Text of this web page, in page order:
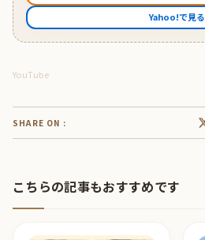
Yahoo!で見る
YouTube
SHARE ON :
こちらの記事もおすすめです